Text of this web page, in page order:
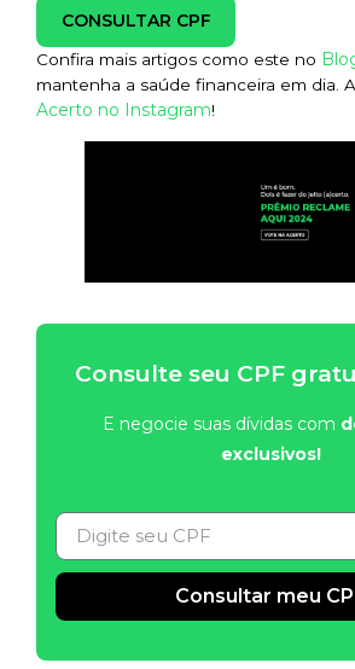
CONSULTAR CPF
Confira mais artigos como este no
mantenha a saúde financeira em dia.
Acerto no Instagram!
Consulte seu CPF
E negocie suas dívidas com
exclusivos!
Consultar meu